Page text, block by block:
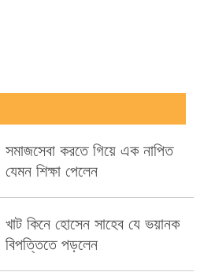
সমাজসেবা করতে গিয়ে এক নাপিত
যেমন শিক্ষা পেলেন
খাট কিনে হোসেন সাহেব যে ভয়ানক
বিপত্তিতে পড়লেন